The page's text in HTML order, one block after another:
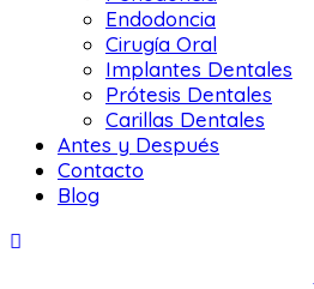
Endodoncia
Cirugía Oral
Implantes Dentales
Prótesis Dentales
Carillas Dentales
Antes y Después
Contacto
Blog